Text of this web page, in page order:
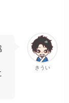
きうい